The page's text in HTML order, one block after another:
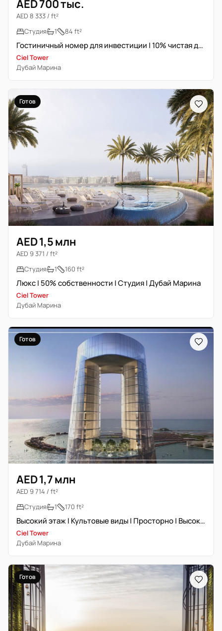
AED 700 тыс.
AED 8 333 / ft²
Студия
1 84 ft²
Гостиничный номер для инвестиции | 10% чистая доходность
Ciel Tower
Дубай Марина
Готов
AED 1,5 млн
AED 9 371 / ft²
Студия
1 160 ft²
Люкс | 50% собственности | Студия | Дубай Марина
Ciel Tower
Дубай Марина
Готов
AED 1,7 млн
AED 9 714 / ft²
Студия
1 170 ft²
Высокий этаж | Культовые виды | Просторно | Высокая доходность
Ciel Tower
Дубай Марина
Готов